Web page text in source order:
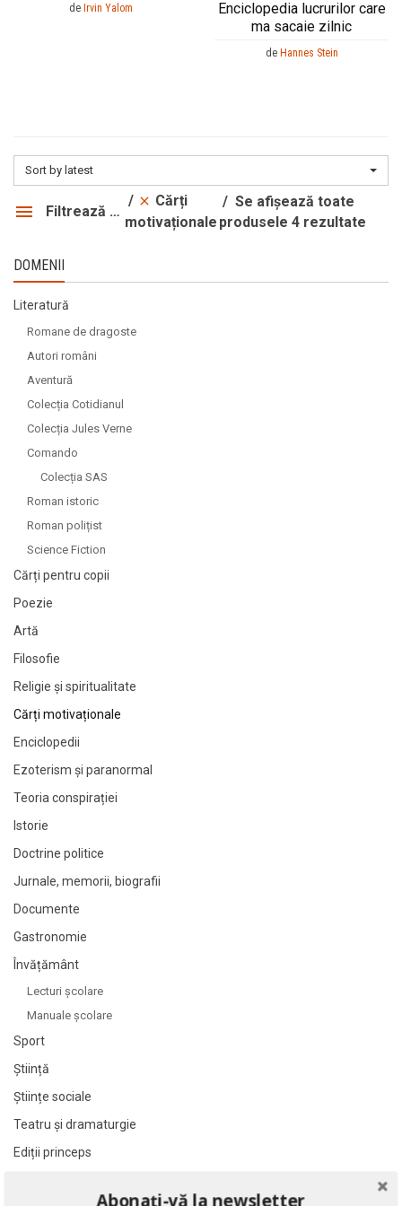
Preț crescător
de Irvin Yalom
Enciclopedia lucrurilor care
ma sacaie zilnic
de Hannes Stein
Sort by latest
Filtrează produsele
Cărți
motivaționale
Se afișează toate
produsele 4 rezultate
Preț crescător
DOMENII
Literatură
Romane de dragoste
Autori români
Aventură
Colecția Cotidianul
Colecția Jules Verne
Comando
Colecția SAS
Roman istoric
Roman polițist
Science Fiction
Cărți pentru copii
Poezie
Artă
Filosofie
Religie și spiritualitate
Cărți motivaționale
Enciclopedii
Ezoterism și paranormal
Teoria conspirației
Istorie
Doctrine politice
Jurnale, memorii, biografii
Documente
Gastronomie
Învățământ
Lecturi şcolare
Manuale şcolare
Sport
Știință
Științe sociale
Teatru și dramaturgie
Ediții princeps
Abonați-vă la newsletter